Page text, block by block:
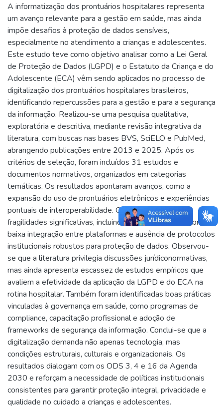
A informatização dos prontuários hospitalares representa
um avanço relevante para a gestão em saúde, mas ainda
impõe desafios à proteção de dados sensíveis,
especialmente no atendimento a crianças e adolescentes.
Este estudo teve como objetivo analisar como a Lei Geral
de Proteção de Dados (LGPD) e o Estatuto da Criança e do
Adolescente (ECA) vêm sendo aplicados no processo de
digitalização dos prontuários hospitalares brasileiros,
identificando repercussões para a gestão e para a segurança
da informação. Realizou-se uma pesquisa qualitativa,
exploratória e descritiva, mediante revisão integrativa da
literatura, com buscas nas bases BVS, SciELO e PubMed,
abrangendo publicações entre 2013 e 2025. Após os
critérios de seleção, foram incluídos 31 estudos e
documentos normativos, organizados em categorias
temáticas. Os resultados apontaram avanços, como a
expansão do uso de prontuários eletrônicos e experiências
pontuais de interoperabilidade. Contudo, persistiram
fragilidades significativas, incluindo uso de sistemas híbridos,
baixa integração entre plataformas e ausência de protocolos
institucionais robustos para proteção de dados. Observou-
se que a literatura privilegia discussões jurídiconormativas,
mas ainda apresenta escassez de estudos empíricos que
avaliem a efetividade da aplicação da LGPD e do ECA na
rotina hospitalar. Também foram identificadas boas práticas
vinculadas à governança em saúde, como programas de
compliance, capacitação profissional e adoção de
frameworks de segurança da informação. Conclui-se que a
digitalização demanda não apenas tecnologia, mas
condições estruturais, culturais e organizacionais. Os
resultados dialogam com os ODS 3, 4 e 16 da Agenda
2030 e reforçam a necessidade de políticas institucionais
consistentes para garantir proteção integral, privacidade e
qualidade no cuidado a crianças e adolescentes.